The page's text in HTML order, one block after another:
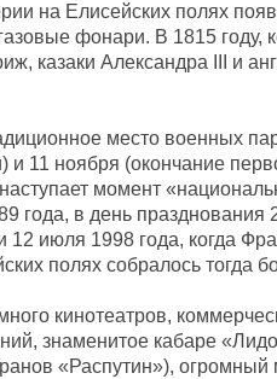
на Елисейских полях
фонари. В 1815 году,
казаки Александра III и
место военных
и 11 ноября (окончание
момент
года, в день празднования
12 июля 1998 года, когда
полях собралось тогда
кинотеатров,
знаменитое кабаре
«Распутин»),